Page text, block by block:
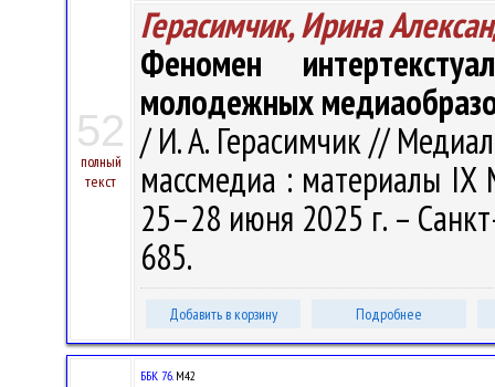
52
полный
текст
Герасимчик, Ирина
Феномен
молодежных
/ И. А. Герасимчик //
массмедиа : материалы IX
25–28 июня 2025 г. –
685.
Добавить в корзину Подробнее
ББК 76.М42